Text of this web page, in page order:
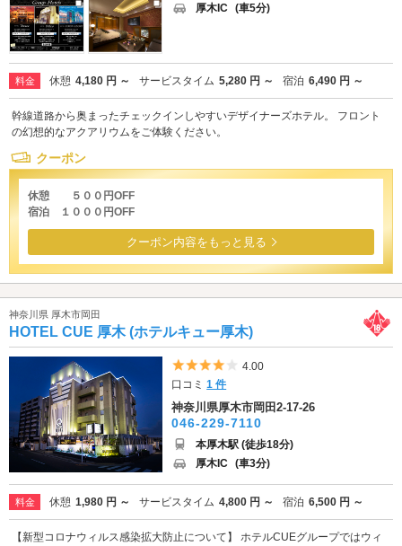
厚木IC (車5分)
料金 休憩 4,180 円 ～ サービスタイム 5,280 円 ～ 宿泊 6,490 円 ～
幹線道路から奥まったチェックインしやすいデザイナーズホテル。 フロント
の幻想的なアクアリウムをご体験ください。
クーポン
休憩 ５００円OFF
宿泊 １０００円OFF
クーポン内容をもっと見る
神奈川県 厚木市岡田
HOTEL CUE 厚木 (ホテルキュー厚木)
5つ星のうち4
4.00
口コミ1 件
神奈川県厚木市岡田2-17-26
046-229-7110
本厚木駅 (徒歩18分)
厚木IC (車3分)
料金 休憩 1,980 円 ～ サービスタイム 4,800 円 ～ 宿泊 6,500 円 ～
【新型コロナウィルス感染拡大防止について】 ホテルCUEグループではウィ